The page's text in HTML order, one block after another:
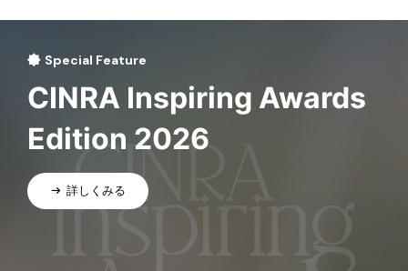
Special Feature
CINRA Inspiring Awards
Edition 2026
詳しくみる